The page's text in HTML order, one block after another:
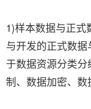
1)样本数据与正
与开发的正式数
于数据资源分类
制、数据加密、数